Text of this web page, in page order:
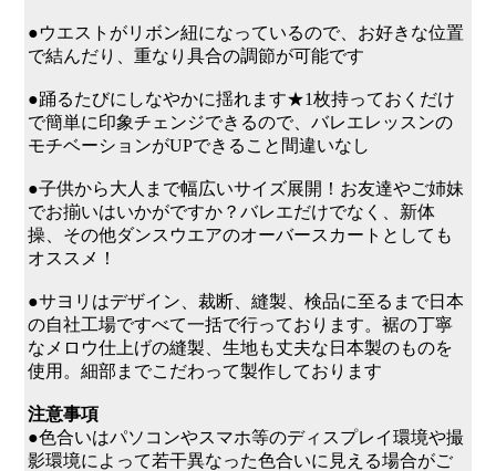
●ウエストがリボン紐になっているので、お好きな位置
で結んだり、重なり具合の調節が可能です
●踊るたびにしなやかに揺れます★1枚持っておくだけ
で簡単に印象チェンジできるので、バレエレッスンの
モチベーションがUPできること間違いなし
●子供から大人まで幅広いサイズ展開！お友達やご姉妹
でお揃いはいかがですか？バレエだけでなく、新体
操、その他ダンスウエアのオーバースカートとしても
オススメ！
●サヨリはデザイン、裁断、縫製、検品に至るまで日本
の自社工場ですべて一括で行っております。裾の丁寧
なメロウ仕上げの縫製、生地も丈夫な日本製のものを
使用。細部までこだわって製作しております
注意事項
●色合いはパソコンやスマホ等のディスプレイ環境や撮
影環境によって若干異なった色合いに見える場合がご